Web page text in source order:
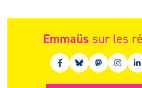
Emmaüs sur les
Facebook (nouvelle
Bluesky (nouvelle
Mastodon